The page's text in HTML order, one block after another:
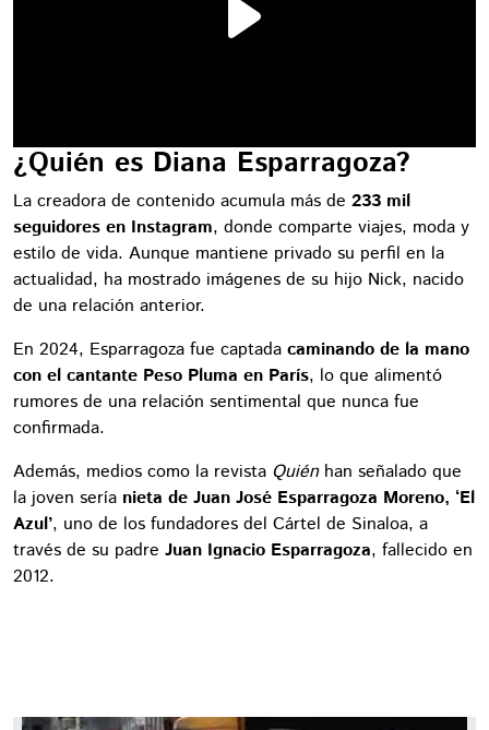
¿Quién es Diana Esparragoza?
La creadora de contenido acumula más de 233 mil
seguidores en Instagram, donde comparte viajes, moda y
estilo de vida. Aunque mantiene privado su perfil en la
actualidad, ha mostrado imágenes de su hijo Nick, nacido
de una relación anterior.
En 2024, Esparragoza fue captada caminando de la mano
con el cantante Peso Pluma en París, lo que alimentó
rumores de una relación sentimental que nunca fue
confirmada.
Además, medios como la revista Quiénhan señalado que
la joven sería nieta de Juan José Esparragoza Moreno, ‘El
Azul’, uno de los fundadores del Cártel de Sinaloa, a
través de su padre Juan Ignacio Esparragoza, fallecido en
2012.